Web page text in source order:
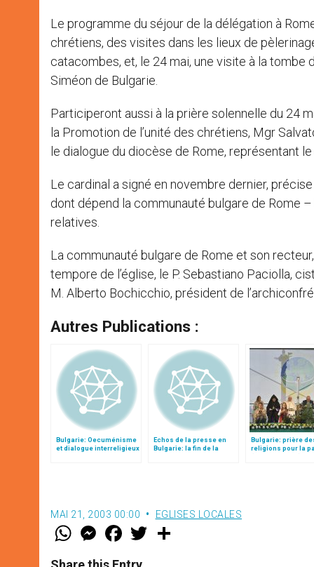
Le programme du séjour de la délégation à
chrétiens, des visites dans les lieux de
catacombes, et, le 24 mai, une visite à la tombe
Siméon de Bulgarie.
Participeront aussi à la prière solennelle du 24
la Promotion de l’unité des chrétiens, Mgr
le dialogue du diocèse de Rome, représentant
Le cardinal a signé en novembre dernier,
dont dépend la communauté bulgare de Rome
relatives.
La communauté bulgare de Rome et son
tempore de l’église, le P. Sebastiano Paciolla,
M. Alberto Bochicchio, président de
Autres Publications :
Bulgarie: Oecuménisme
et dialogue interreligieux
Echos de la presse en
Bulgarie: la fin de la
Bulgarie: prière
religions pour la
(texte complet)
MAI 21, 2003 00:00 EGLISES LOCALES
W
t
M
e
s
F
a
e
w